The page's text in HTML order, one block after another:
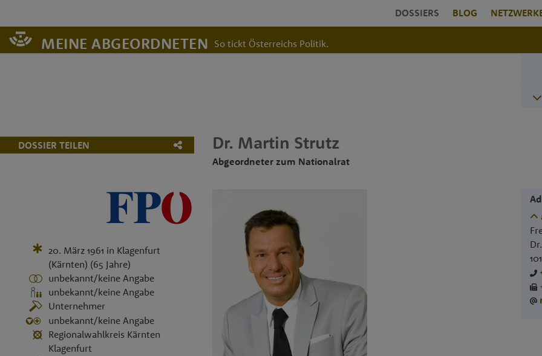
DOSSIERS BLOG
MEINE ABGEORDNETEN So tickt Österreichs Politik.
DOSSIER TEILEN Dr. Martin Strutz
Abgeordneter zum Nationalrat
20. März 1961 in Klagenfurt
(Kärnten) (65 Jahre)
unbekannt/keine Angabe
unbekannt/keine Angabe
Unternehmer
unbekannt/keine Angabe
Regionalwahlkreis Kärnten
Klagenfurt